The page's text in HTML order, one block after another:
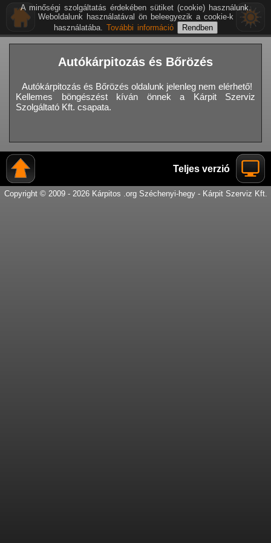
Autókárpitozás és Bőrözés
Autókárpitozás és Bőrözés oldalunk jelenleg nem elérhető!
Kellemes böngészést kíván önnek a Kárpit Szerviz
Szolgáltató Kft. csapata.
Teljes verzió
Copyright © 2009 - 2026 Kárpitos .org Széchenyi-hegy - Kárpit Szerviz Kft.
A minőségi szolgáltatás érdekében sütiket (cookie) használunk.
Weboldalunk használatával ön beleegyezik a cookie-k
használatába. További információ